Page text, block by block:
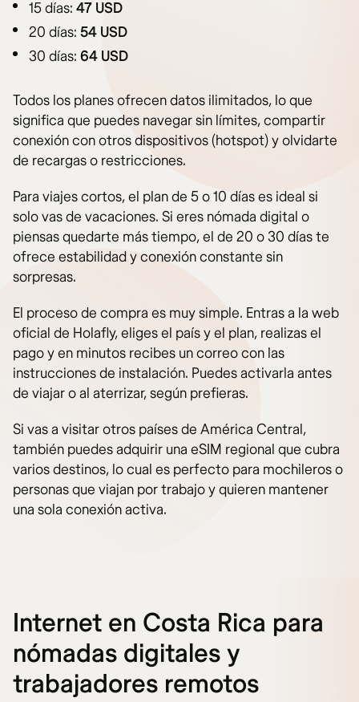
15 días: 47 USD
20 días: 54 USD
30 días: 64 USD
Todos los planes ofrecen datos ilimitados, lo que
significa que puedes navegar sin límites, compartir
conexión con otros dispositivos (hotspot) y olvidarte
de recargas o restricciones.
Para viajes cortos, el plan de 5 o 10 días es ideal si
solo vas de vacaciones. Si eres nómada digital o
piensas quedarte más tiempo, el de 20 o 30 días te
ofrece estabilidad y conexión constante sin
sorpresas.
El proceso de compra es muy simple. Entras a la web
oficial de Holafly, eliges el país y el plan, realizas el
pago y en minutos recibes un correo con las
instrucciones de instalación. Puedes activarla antes
de viajar o al aterrizar, según prefieras.
Si vas a visitar otros países de América Central,
también puedes adquirir una eSIM regional que cubra
varios destinos, lo cual es perfecto para mochileros o
personas que viajan por trabajo y quieren mantener
una sola conexión activa.
Internet en Costa Rica para
nómadas digitales y
trabajadores remotos